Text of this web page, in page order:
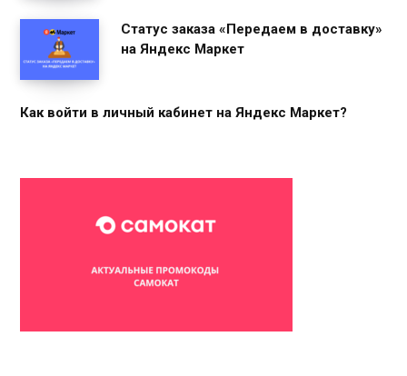
Статус заказа «Передаем в доставку»
на Яндекс Маркет
Как войти в личный кабинет на Яндекс Маркет?